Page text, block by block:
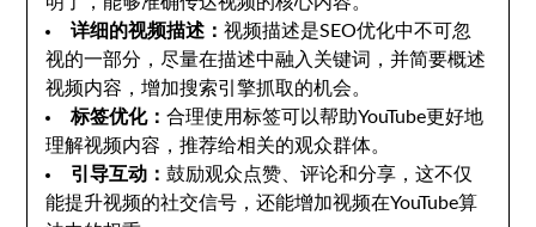
详细的视频描述：视频描述是SEO优化中不可忽
视的一部分，尽量在描述中融入关键词，并简要概述
视频内容，增加搜索引擎抓取的机会。
标签优化：合理使用标签可以帮助YouTube更好地
理解视频内容，推荐给相关的观众群体。
引导互动：鼓励观众点赞、评论和分享，这不仅
能提升视频的社交信号，还能增加视频在YouTube算